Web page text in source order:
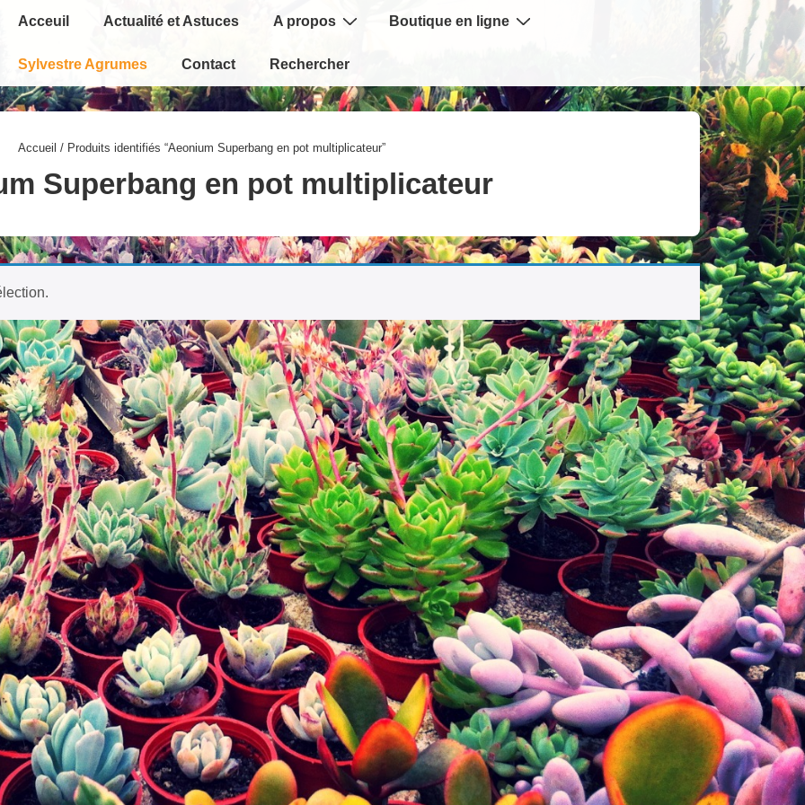
Main
Navigation
Acceuil Actualité et Astuces A propos Boutique en ligne
Sylvestre Agrumes Contact Rechercher
Accueil / Produits identifiés “Aeonium Superbang en pot multiplicateur”
Superbang en pot multiplicateur